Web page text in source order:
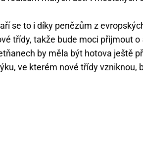
se to i díky penězům z
třídy, takže bude moci přijmout o
by měla být hotova ještě
ve kterém nové třídy vzniknou,